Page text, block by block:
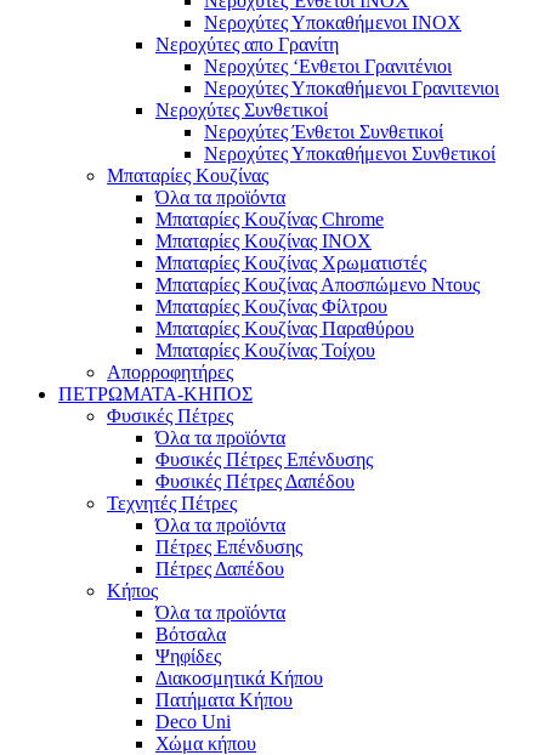
Νεροχύτες Υποκαθήμενοι INOX
Νεροχύτες απο Γρανίτη
Νεροχύτες ‘Ενθετοι Γρανιτένιοι
Νεροχύτες Υποκαθήμενοι Γρανιτενιοι
Νεροχύτες Συνθετικοί
Νεροχύτες Ένθετοι Συνθετικοί
Νεροχύτες Υποκαθήμενοι Συνθετικοί
Μπαταρίες Κουζίνας
Όλα τα προϊόντα
Μπαταρίες Κουζίνας Chrome
Μπαταρίες Κουζίνας INOX
Μπαταρίες Κουζίνας Χρωματιστές
Μπαταρίες Κουζίνας Αποσπώμενο Ντους
Μπαταρίες Κουζίνας Φίλτρου
Μπαταρίες Κουζίνας Παραθύρου
Μπαταρίες Κουζίνας Τοίχου
Απορροφητήρες
ΠΕΤΡΩΜΑΤΑ-ΚΗΠΟΣ
Φυσικές Πέτρες
Όλα τα προϊόντα
Φυσικές Πέτρες Επένδυσης
Φυσικές Πέτρες Δαπέδου
Τεχνητές Πέτρες
Όλα τα προϊόντα
Πέτρες Επένδυσης
Πέτρες Δαπέδου
Κήπος
Όλα τα προϊόντα
Βότσαλα
Ψηφίδες
Διακοσμητικά Κήπου
Πατήματα Κήπου
Deco Uni
Χώμα κήπου